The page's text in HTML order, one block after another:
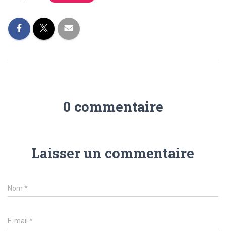
0 commentaire
Laisser un commentaire
Nom *
E-mail *